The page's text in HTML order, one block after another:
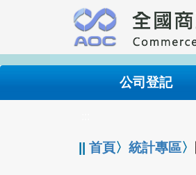
要
內
公司登記
||首頁〉統計專區〉